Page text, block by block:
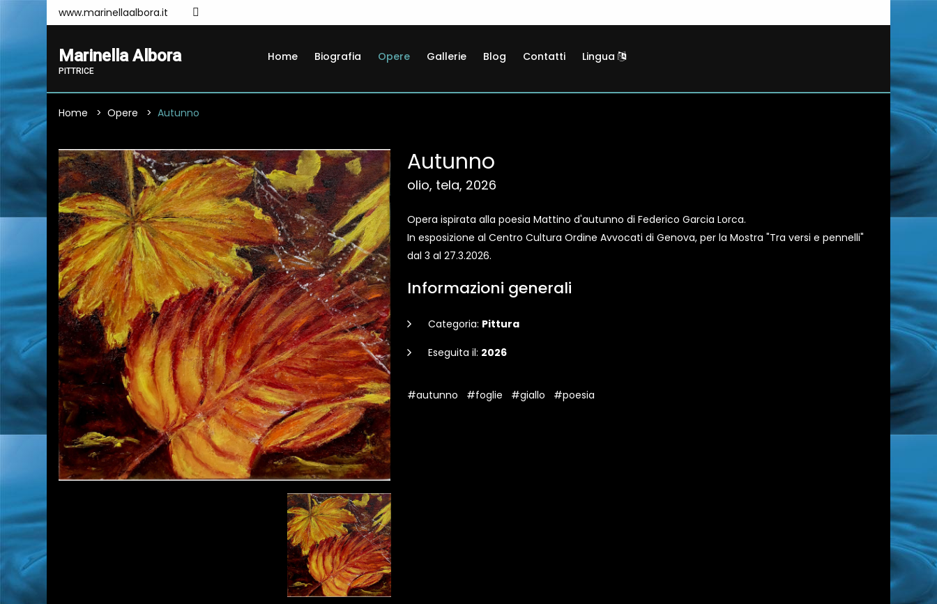
www.marinellaalbora.it
Marinella Albora
PITTRICE
Home Biografia Opere Gallerie Blog Contatti Lingua
Home Opere Autunno
Autunno
olio, tela, 2026
Opera ispirata alla poesia Mattino d'autunno di Federico Garcia Lorca.
In esposizione al Centro Cultura Ordine Avvocati di Genova, per la Mostra "Tra versi e pennelli"
dal 3 al 27.3.2026.
Informazioni generali
Categoria: Pittura
Eseguita il: 2026
#autunno #foglie #giallo #poesia